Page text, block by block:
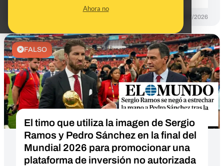
Ahora no
23/07/2026
FALSO
El timo que utiliza la imagen de Sergio
Ramos y Pedro Sánchez en la final del
Mundial 2026 para promocionar una
plataforma de inversión no autorizada